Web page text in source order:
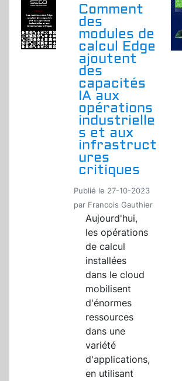
Comment
des
modules de
calcul Edge
ajoutent
des
capacités
IA aux
opérations
industrielle
s et aux
infrastruct
ures
critiques
Publié le 27-10-2023
par Francois Gauthier
Aujourd'hui,
les opérations
de calcul
installées
dans le cloud
mobilisent
d'énormes
ressources
dans une
variété
d'applications,
en utilisant